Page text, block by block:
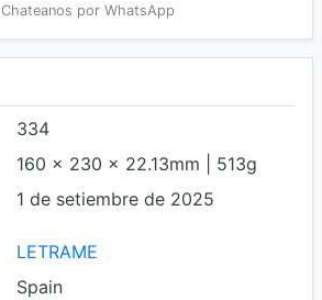
Chateanos por WhatsApp
334
160 x 230 x 22.13mm | 513g
1 de setiembre de 2025
LETRAME
Spain